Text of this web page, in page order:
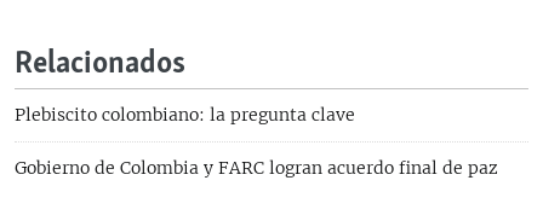
Relacionados
Plebiscito colombiano: la pregunta clave
Gobierno de Colombia y FARC logran acuerdo final de paz